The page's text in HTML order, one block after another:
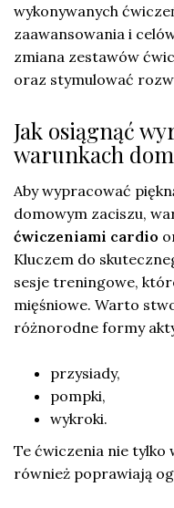
wykonywanych
zaawansowania i
zmiana zestawów
oraz stymulować
Jak osiągnąć
warunkach
Aby wypracować
domowym zaciszu,
ćwiczeniami cardio
Kluczem do
sesje treningowe,
mięśniowe. Warto
różnorodne formy
przysiady,
pompki,
wykroki.
Te ćwiczenia nie tylko
również poprawiają